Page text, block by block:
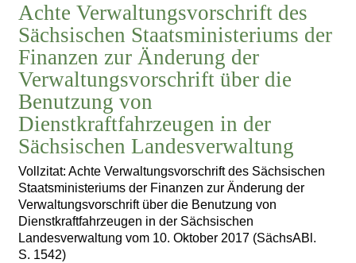
Achte Verwaltungsvorschrift des
Sächsischen Staatsministeriums der
Finanzen zur Änderung der
Verwaltungsvorschrift über die
Benutzung von
Dienstkraftfahrzeugen in der
Sächsischen Landesverwaltung
Vollzitat: Achte Verwaltungsvorschrift des Sächsischen
Staatsministeriums der Finanzen zur Änderung der
Verwaltungsvorschrift über die Benutzung von
Dienstkraftfahrzeugen in der Sächsischen
Landesverwaltung vom 10. Oktober 2017 (SächsABl.
S. 1542)